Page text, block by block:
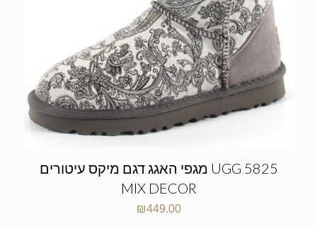
מגפי האגג דגם מיקס עיטורים UGG 5825
MIX DECOR
₪449.00